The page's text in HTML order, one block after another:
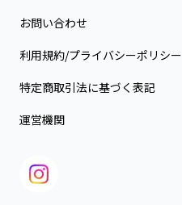
お問い合わせ
利用規約/プライバシーポリシー
特定商取引法に基づく表記
運営機関